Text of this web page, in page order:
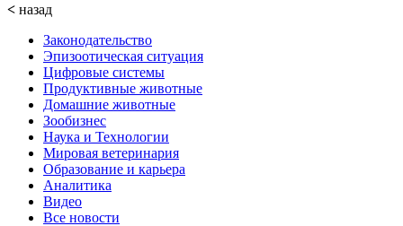
< назад
Законодательство
Эпизоотическая ситуация
Цифровые системы
Продуктивные животные
Домашние животные
Зообизнес
Наука и Технологии
Мировая ветеринария
Образование и карьера
Аналитика
Видео
Все новости